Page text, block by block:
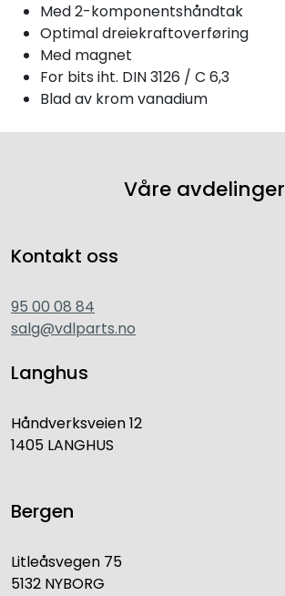
Med 2-komponentshåndtak
Optimal dreiekraftoverføring
Med magnet
For bits iht. DIN 3126 / C 6,3
Blad av krom vanadium
Våre avdelinger
Kontakt oss
95 00 08 84
salg@vdlparts.no
Langhus
Håndverksveien 12
1405 LANGHUS
Bergen
Litleåsvegen 75
5132 NYBORG